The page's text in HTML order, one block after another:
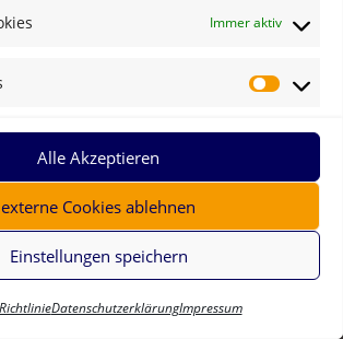
Immer aktiv
Alle Akzeptieren
externe Cookies ablehnen
Einstellungen speichern
DatenschutzerklärungImpressum